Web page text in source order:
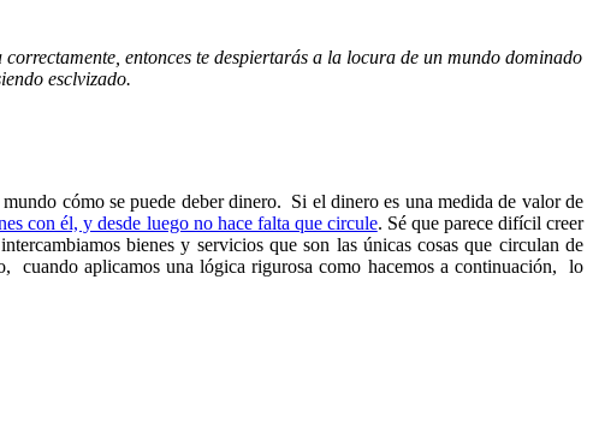
entonces te despiertarás a la locura de un mundo dominado
esclvizado.
cómo se puede deber dinero. Si el dinero es una medida de valor de
con él, y desde luego no hace falta que circule. Sé que parece difícil creer
bienes y servicios que son las únicas cosas que circulan de
aplicamos una lógica rigurosa como hacemos a continuación, lo